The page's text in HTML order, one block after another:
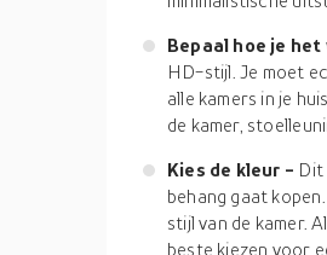
Bepaal hoe je
HD-stijl. Je moet
alle kamers in je
de kamer,
Kies de kleur - Dit
behang gaat
stijl van de kamer.
beste kiezen voor